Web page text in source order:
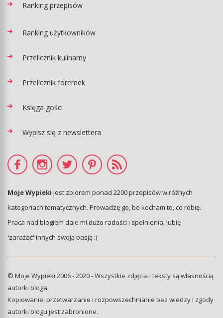
Ranking przepisów
Ranking użytkowników
Przelicznik kulinarny
Przelicznik foremek
Księga gości
Wypisz się z newslettera
Moje Wypieki jest zbiorem ponad 2200 przepisów w różnych
kategoriach tematycznych. Prowadzę go, bo kocham to, co robię.
Praca nad blogiem daje mi dużo radości i spełnienia, lubię
'zarażać' innych swoją pasją :)
© Moje Wypieki 2006 - 2020 - Wszystkie zdjęcia i teksty są własnością
autorki bloga.
Kopiowanie, przetwarzanie i rozpowszechnianie bez wiedzy i zgody
autorki blogu jest zabronione.